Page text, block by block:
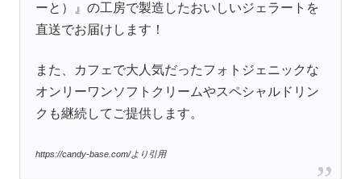
ーと）』の工房で製造したおいしいジェラートを
直送でお届けします！
また、カフェで大人気だったフォトジェニックな
オンリーワンソフトクリームやスペシャルドリン
クも継続してご提供します。
https://candy-base.com/より引用